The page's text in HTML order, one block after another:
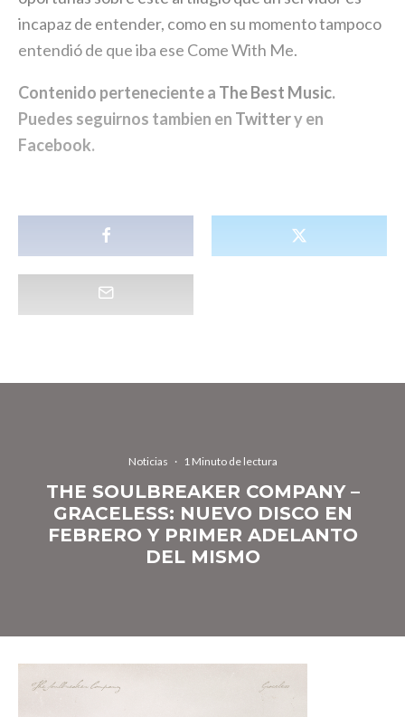
incapaz de entender, como en su momento tampoco
entendió de que iba ese Come With Me.
Contenido perteneciente a The Best Music.
Puedes seguirnos tambien en Twittery en
Facebook.
Noticias · 1 Minuto de lectura
THE SOULBREAKER COMPANY –
GRACELESS: NUEVO DISCO EN
FEBRERO Y PRIMER ADELANTO
DEL MISMO